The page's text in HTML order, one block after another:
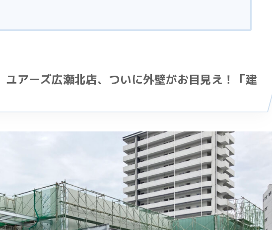
アーズ広瀬北店、ついに外壁がお目見え！「建